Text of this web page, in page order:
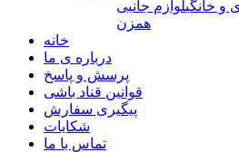
و خانگیلوازم جانبی
همزن
خانه
درباره ی ما
پرسش و پاسخ
قوانین قناد باشی
پیگیری سفارش
شکایات
تماس با ما